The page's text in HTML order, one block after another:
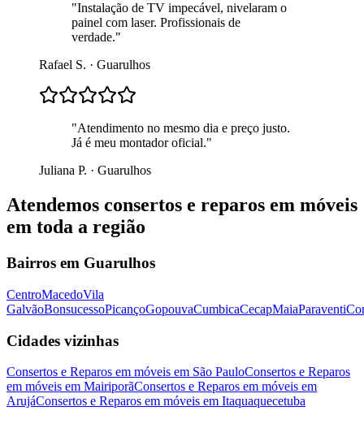
"Instalação de TV impecável, nivelaram o
painel com laser. Profissionais de
verdade."
Rafael S. · Guarulhos
"Atendimento no mesmo dia e preço justo.
Já é meu montador oficial."
Juliana P. · Guarulhos
Atendemos consertos e reparos em móveis
em toda a região
Bairros em Guarulhos
CentroMacedoVila
GalvãoBonsucessoPicançoGopouvaCumbicaCecapMaiaParaventi
Cidades vizinhas
Consertos e Reparos em móveis em São PauloConsertos e Reparos
em móveis em MairiporãConsertos e Reparos em móveis em
ArujáConsertos e Reparos em móveis em Itaquaquecetuba